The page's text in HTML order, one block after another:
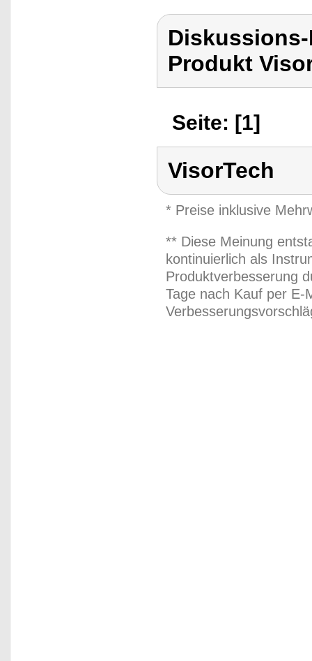
Produkt
Seite: [1]
VisorTech
* Preise inklusive
** Diese Meinung
kontinuierlich als
Produktverbesserung
Tage nach Kauf per E-